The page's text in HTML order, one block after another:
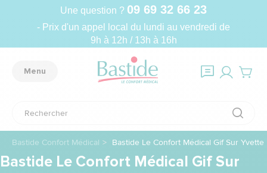
Une question ? 09 69 32 66 23
- Prix d'un appel local du lundi au vendredi de
9h à 12h / 13h à 16h
Menu
Bastide Confort Médical Bastide Le Confort Médical Gif Sur Yvette
Bastide Le Confort Médical Gif Sur